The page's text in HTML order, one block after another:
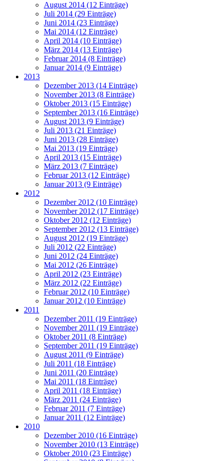
August 2014 (12 Einträge)
Juli 2014 (29 Einträge)
Juni 2014 (23 Einträge)
Mai 2014 (12 Einträge)
April 2014 (10 Einträge)
März 2014 (13 Einträge)
Februar 2014 (8 Einträge)
Januar 2014 (9 Einträge)
2013
Dezember 2013 (14 Einträge)
November 2013 (8 Einträge)
Oktober 2013 (15 Einträge)
September 2013 (16 Einträge)
August 2013 (9 Einträge)
Juli 2013 (21 Einträge)
Juni 2013 (28 Einträge)
Mai 2013 (19 Einträge)
April 2013 (15 Einträge)
März 2013 (7 Einträge)
Februar 2013 (12 Einträge)
Januar 2013 (9 Einträge)
2012
Dezember 2012 (10 Einträge)
November 2012 (17 Einträge)
Oktober 2012 (12 Einträge)
September 2012 (13 Einträge)
August 2012 (19 Einträge)
Juli 2012 (22 Einträge)
Juni 2012 (24 Einträge)
Mai 2012 (26 Einträge)
April 2012 (23 Einträge)
März 2012 (22 Einträge)
Februar 2012 (10 Einträge)
Januar 2012 (10 Einträge)
2011
Dezember 2011 (19 Einträge)
November 2011 (19 Einträge)
Oktober 2011 (8 Einträge)
September 2011 (19 Einträge)
August 2011 (9 Einträge)
Juli 2011 (18 Einträge)
Juni 2011 (20 Einträge)
Mai 2011 (18 Einträge)
April 2011 (18 Einträge)
März 2011 (24 Einträge)
Februar 2011 (7 Einträge)
Januar 2011 (12 Einträge)
2010
Dezember 2010 (16 Einträge)
November 2010 (13 Einträge)
Oktober 2010 (23 Einträge)